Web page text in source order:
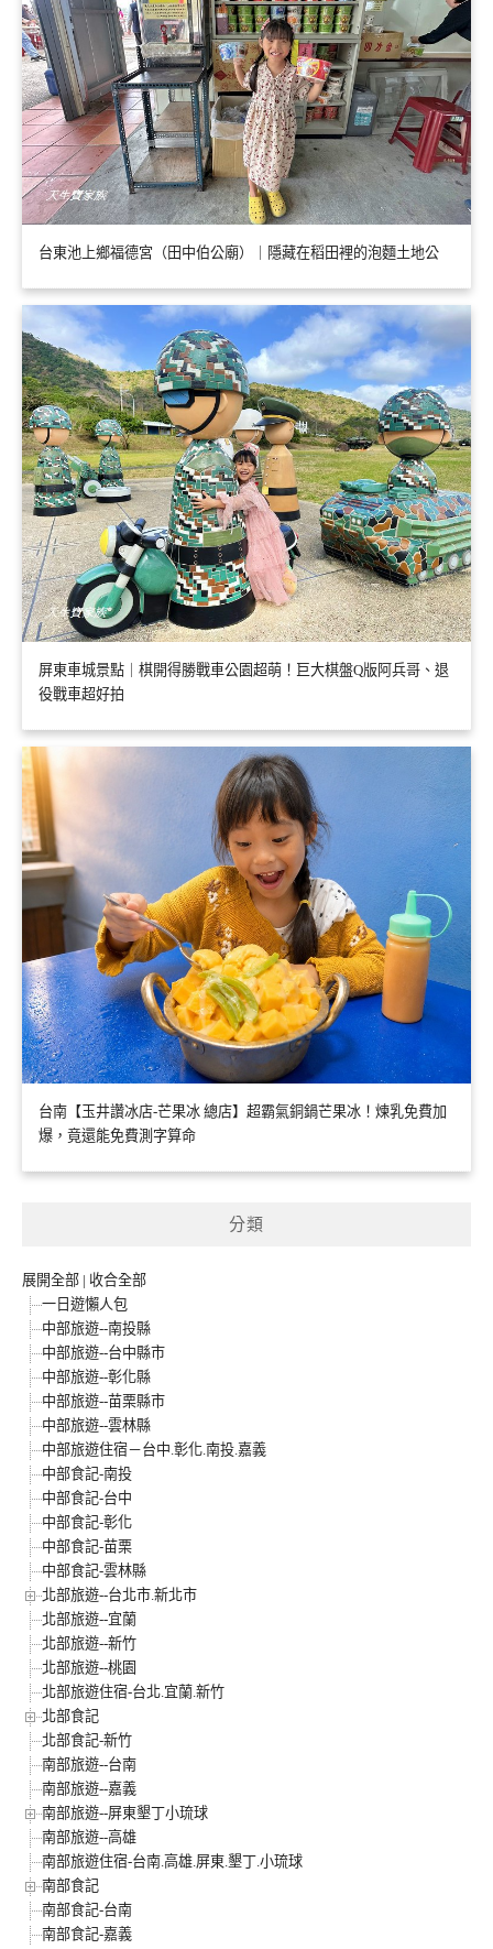
台東池上鄉福德宮（田中伯公廟）｜隱藏在稻田裡的泡麵土地公
屏東車城景點｜棋開得勝戰車公園超萌！巨大棋盤Q版阿兵哥、退
役戰車超好拍
台南【玉井讚冰店-芒果冰 總店】超霸氣銅鍋芒果冰！煉乳免費加
爆，竟還能免費測字算命
分類
展開全部 | 收合全部
一日遊懶人包
中部旅遊--南投縣
中部旅遊--台中縣市
中部旅遊--彰化縣
中部旅遊--苗栗縣市
中部旅遊--雲林縣
中部旅遊住宿－台中.彰化.南投.嘉義
中部食記-南投
中部食記-台中
中部食記-彰化
中部食記-苗栗
中部食記-雲林縣
北部旅遊--台北市.新北市
北部旅遊--宜蘭
北部旅遊--新竹
北部旅遊--桃園
北部旅遊住宿-台北.宜蘭.新竹
北部食記
北部食記-新竹
南部旅遊--台南
南部旅遊--嘉義
南部旅遊--屏東墾丁小琉球
南部旅遊--高雄
南部旅遊住宿-台南.高雄.屏東.墾丁.小琉球
南部食記
南部食記-台南
南部食記-嘉義